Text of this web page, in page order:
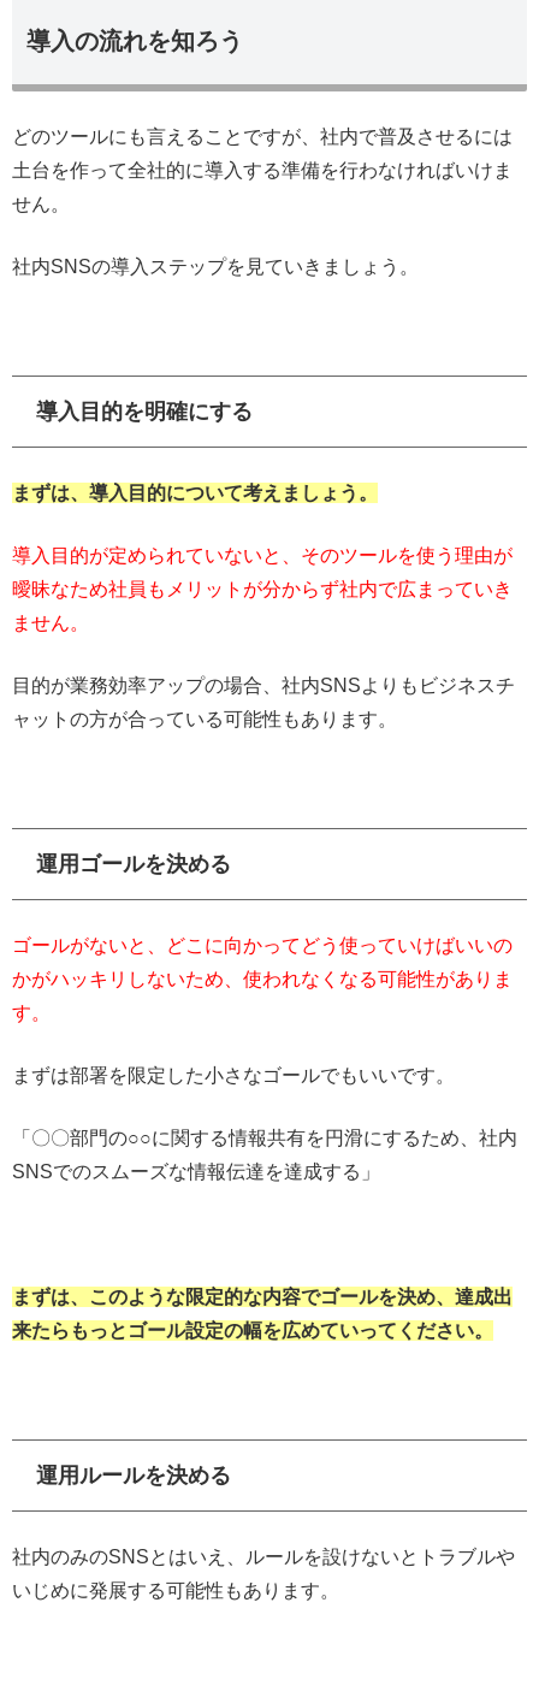
導入の流れを知ろう
どのツールにも言えることですが、社内で普及させるには
土台を作って全社的に導入する準備を行わなければいけま
せん。
社内SNSの導入ステップを見ていきましょう。
導入目的を明確にする
まずは、導入目的について考えましょう。
導入目的が定められていないと、そのツールを使う理由が
曖昧なため社員もメリットが分からず社内で広まっていき
ません。
目的が業務効率アップの場合、社内SNSよりもビジネスチ
ャットの方が合っている可能性もあります。
運用ゴールを決める
ゴールがないと、どこに向かってどう使っていけばいいの
かがハッキリしないため、使われなくなる可能性がありま
す。
まずは部署を限定した小さなゴールでもいいです。
「〇〇部門の○○に関する情報共有を円滑にするため、社内
SNSでのスムーズな情報伝達を達成する」
まずは、このような限定的な内容でゴールを決め、達成出
来たらもっとゴール設定の幅を広めていってください。
運用ルールを決める
社内のみのSNSとはいえ、ルールを設けないとトラブルや
いじめに発展する可能性もあります。